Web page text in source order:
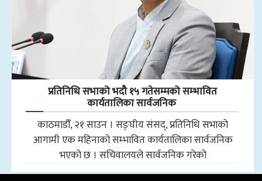
प्रतिनिधि सभाको भदौ १५ गतेसम्मको सम्भावित
कार्यतालिका सार्वजनिक
काठमाडौँ, २१ साउन । सङ्घीय संसद्, प्रतिनिधि सभाको
आगामी एक महिनाको सम्भावित कार्यतालिका सार्वजनिक
भएको छ । सचिवालयले सार्वजनिक गरेको